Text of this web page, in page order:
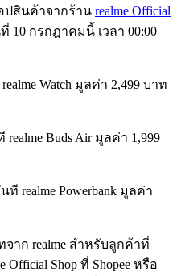
ปสินค้าจากร้าน realme Official
10 กรกฎาคมนี้ เวลา 00:00
Watch มูลค่า 2,499 บาท
Buds Air มูลค่า 1,999
realme Powerbank มูลค่า
าก realme สำหรับลูกค้าที่
Shop ที่ Shopee หรือ